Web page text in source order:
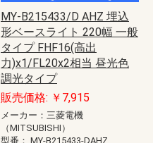
MY-B215433/D AHZ 埋込
形ベースライト 220幅 一般
タイプ FHF16(高出
力)x1/FL20x2相当 昼光色
調光タイプ
販売価格: ￥7,915
メーカー：三菱電機
（MITSUBISHI）
型番： MY-B215433-DAHZ